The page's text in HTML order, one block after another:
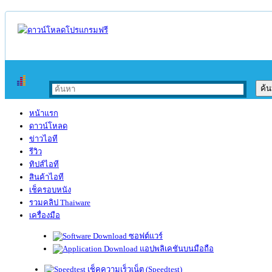
หน้าแรก
ดาวน์โหลด
ข่าวไอที
รีวิว
ทิปส์ไอที
สินค้าไอที
เช็ครอบหนัง
รวมคลิป Thaiware
เครื่องมือ
ซอฟต์แวร์
แอปพลิเคชันบนมือถือ
เช็คความเร็วเน็ต (Speedtest)